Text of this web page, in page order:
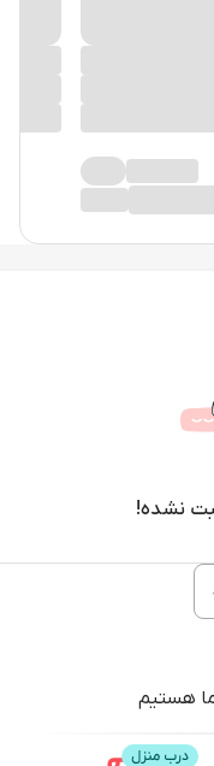
نشده!
هستیم